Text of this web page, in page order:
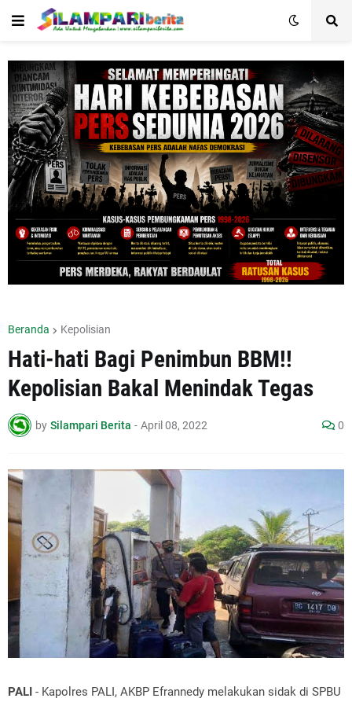
Beranda Kepolisian
Hati-hati Bagi Penimbun BBM!!
Kepolisian Bakal Menindak Tegas
by Silampari Berita - April 08, 2022 0
PALI - Kapolres PALI, AKBP Efrannedy melakukan sidak di SPBU